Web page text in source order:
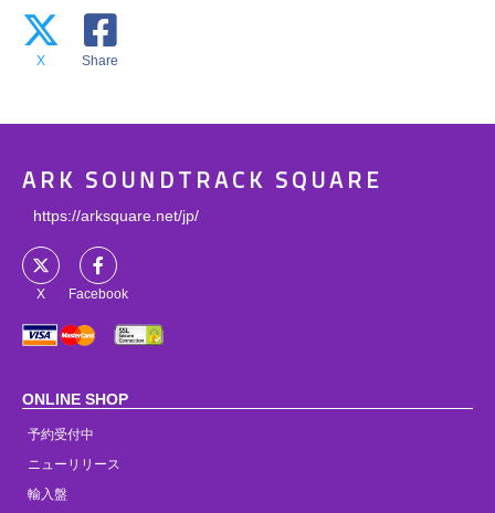
X Share
ARK SOUNDTRACK SQUARE
https://arksquare.net/jp/
X Facebook
ONLINE SHOP
予約受付中
ニューリリース
輸入盤